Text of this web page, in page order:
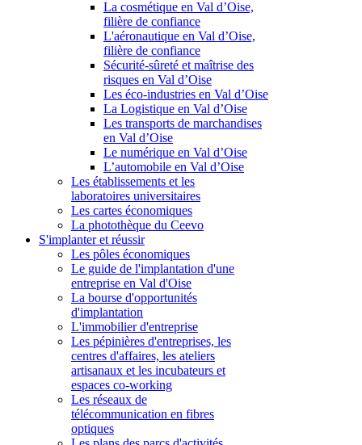
La cosmétique en Val d’Oise,
filière de confiance
L'aéronautique en Val d’Oise,
filière de confiance
Sécurité-sûreté et maîtrise des
risques en Val d’Oise
Les éco-industries en Val d’Oise
La Logistique en Val d’Oise
Les transports de marchandises
en Val d’Oise
Le numérique en Val d’Oise
L’automobile en Val d’Oise
Les établissements et les
laboratoires universitaires
Les cartes économiques
La photothèque du Ceevo
S'implanter et réussir
Les pôles économiques
Le guide de l'implantation d'une
entreprise en Val d'Oise
La bourse d'opportunités
d'implantation
L'immobilier d'entreprise
Les pépinières d'entreprises, les
centres d'affaires, les ateliers
artisanaux et les incubateurs et
espaces co-working
Les réseaux de
télécommunication en fibres
optiques